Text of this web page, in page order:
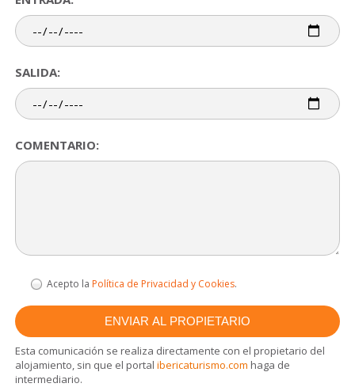
SALIDA:
COMENTARIO:
Acepto la Política de Privacidad y Cookies.
Esta comunicación se realiza directamente con el propietario del
alojamiento, sin que el portalibericaturismo.com haga de
intermediario.